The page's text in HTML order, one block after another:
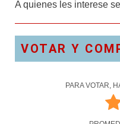
A quienes les interese
VOTAR Y
PARA VOTAR,